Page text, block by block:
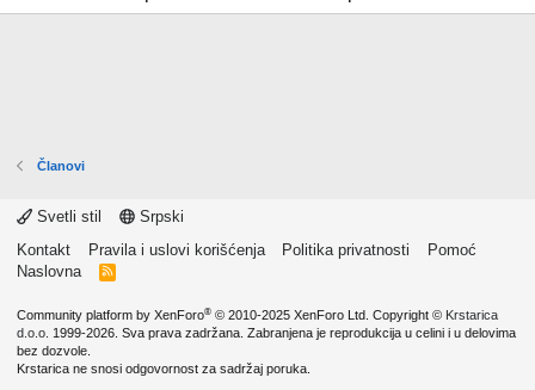
Članovi
Svetli stil
Srpski
Kontakt
Pravila i uslovi korišćenja Politika privatnosti
Pomoć
Naslovna
R
Community platform by XenForo® © 2010-2025 XenForo Ltd. Copyright © Krstarica
d.o.o. 1999-2026. Sva prava zadržana. Zabranjena je reprodukcija u celini i u delovima
bez dozvole.
Krstarica ne snosi odgovornost za sadržaj poruka.